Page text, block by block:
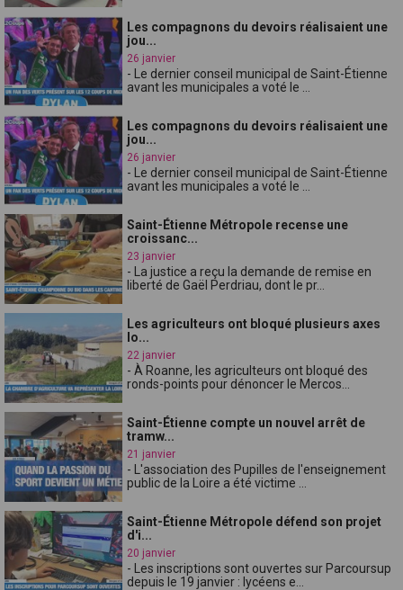
Les compagnons du devoirs réalisaient une
jou...
26 janvier
- Le dernier conseil municipal de Saint-Étienne
avant les municipales a voté le ...
Les compagnons du devoirs réalisaient une
jou...
26 janvier
- Le dernier conseil municipal de Saint-Étienne
avant les municipales a voté le ...
Saint-Étienne Métropole recense une
croissanc...
23 janvier
- La justice a reçu la demande de remise en
liberté de Gaël Perdriau, dont le pr...
Les agriculteurs ont bloqué plusieurs axes
lo...
22 janvier
- À Roanne, les agriculteurs ont bloqué des
ronds-points pour dénoncer le Mercos...
Saint-Étienne compte un nouvel arrêt de
tramw...
21 janvier
- L'association des Pupilles de l'enseignement
public de la Loire a été victime ...
Saint-Étienne Métropole défend son projet
d'i...
20 janvier
- Les inscriptions sont ouvertes sur Parcoursup
depuis le 19 janvier : lycéens e...